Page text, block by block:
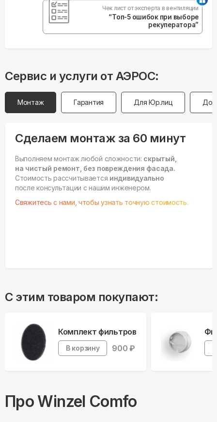
Чек лист от эксперта в вентиляции
“Топ-5 ошибок при выборе
рекуператора”
Сервис и услуги от АЭРОС:
Монтаж Гарантия Для Юр.лиц
Сделаем монтаж за 60 минут
Выполняем монтаж любой сложности: скрытый,
на чистый ремонт, без повреждения фасада.
Стоимость рассчитывается индивидуально
после консультации с нашим инженером.
Свяжитесь с нами, чтобы узнать точную стоимость.
С этим товаром покупают:
Комплект фильтров
В корзину 900 ₽
Про Winzel Comfo